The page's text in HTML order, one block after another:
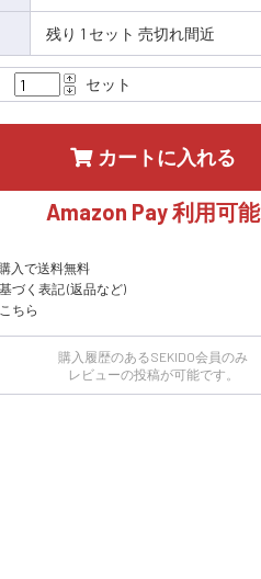
残り 1 セット 売切れ間近
セット
カートに入れる
Amazon Pay 利用可能
入で送料無料
づく表記 (返品など)
ちら
購入履歴のあるSEKIDO会員のみ
レビューの投稿が可能です。